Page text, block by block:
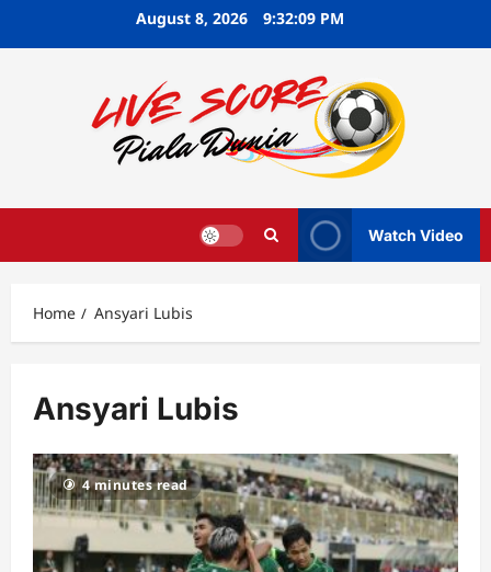
August 8, 2026 9:32:09 PM
Watch Video
Home Ansyari Lubis
Ansyari Lubis
4 minutes read